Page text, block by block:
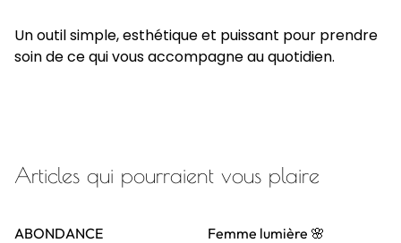
Un outil simple, esthétique et puissant pour prendre
soin de ce qui vous accompagne au quotidien.
Articles qui pourraient vous plaire
ABONDANCE %
Femme lumière 🌸